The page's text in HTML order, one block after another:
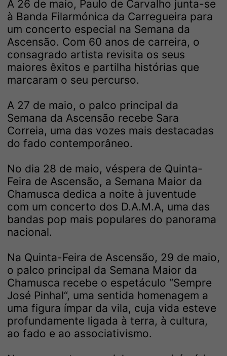
A 26 de maio, Paulo de Carvalho junta-se
à Banda Filarmónica da Carregueira para
um concerto especial na Semana da
Ascensão. Com 60 anos de carreira, o
consagrado artista revisita os seus
maiores êxitos e partilha histórias que
marcaram o seu percurso.
A 27 de maio, o palco principal da
Semana da Ascensão recebe Sara
Correia, uma das vozes mais destacadas
do fado contemporâneo.
No dia 28 de maio, véspera de Quinta-
Feira de Ascensão, a Semana Maior da
Chamusca dedica a noite à juventude
com um concerto dos D.A.M.A, uma das
bandas pop mais populares do panorama
nacional.
Na Quinta-Feira de Ascensão, 29 de maio,
o palco principal da Semana Maior da
Chamusca recebe o espetáculo “Sempre
José Pinhal“, uma sentida homenagem a
uma figura ímpar da vila, cuja vida esteve
profundamente ligada à terra, à cultura,
ao fado e ao associativismo.